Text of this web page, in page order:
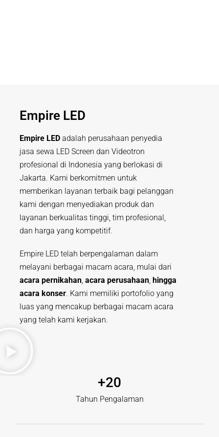
Empire LED
Empire LED adalah perusahaan penyedia
jasa sewa LED Screen dan Videotron
profesional di Indonesia yang berlokasi di
Jakarta. Kami berkomitmen untuk
memberikan layanan terbaik bagi pelanggan
kami dengan menyediakan produk dan
layanan berkualitas tinggi, tim profesional,
dan harga yang kompetitif.
Empire LED telah berpengalaman dalam
melayani berbagai macam acara, mulai dari
acara pernikahan, acara perusahaan, hingga
acara konser. Kami memiliki portofolio yang
luas yang mencakup berbagai macam acara
yang telah kami kerjakan.
Tahun Pengalaman​
+20